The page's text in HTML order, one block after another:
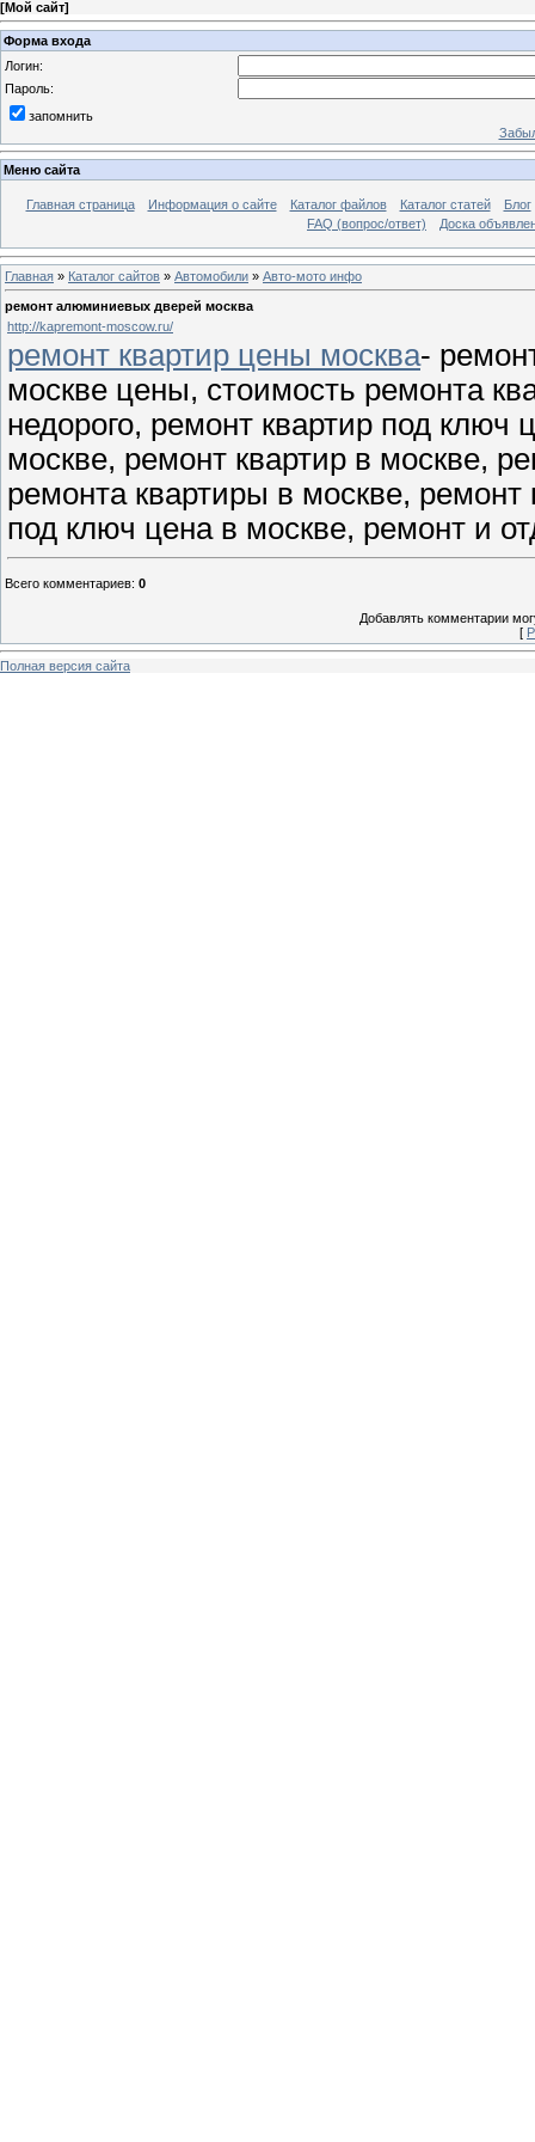
[Мой сайт]
Форма входа
Логин:
Пароль:
запомнить
Меню сайта
Главная страница Информация о сайте Каталог файлов Каталог статей
Блог
FAQ (вопрос/ответ)
Доска
Главная » Каталог сайтов » Автомобили » Авто-мото инфо
ремонт алюминиевых дверей москва
http://kapremont-moscow.ru/
ремонт квартир цены москва-
москве цены, стоимость ремонта
недорого, ремонт квартир под ключ
москве, ремонт квартир в москве,
ремонта квартиры в москве, ремонт
под ключ цена в москве, ремонт и
Всего комментариев: 0
Добавлять комментарии
[
Полная версия сайта